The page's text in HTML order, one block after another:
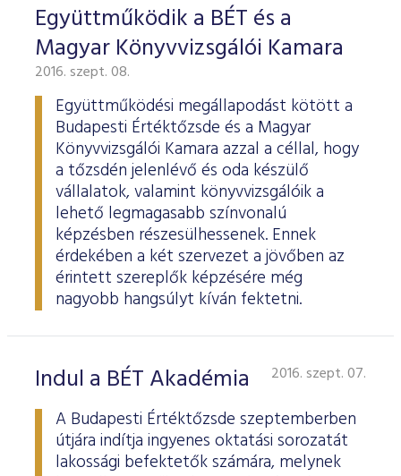
Együttműködik a BÉT és a
Magyar Könyvvizsgálói Kamara
2016. szept. 08.
Együttműködési megállapodást kötött a
Budapesti Értéktőzsde és a Magyar
Könyvvizsgálói Kamara azzal a céllal, hogy
a tőzsdén jelenlévő és oda készülő
vállalatok, valamint könyvvizsgálóik a
lehető legmagasabb színvonalú
képzésben részesülhessenek. Ennek
érdekében a két szervezet a jövőben az
érintett szereplők képzésére még
nagyobb hangsúlyt kíván fektetni.
Indul a BÉT Akadémia 2016. szept. 07.
A Budapesti Értéktőzsde szeptemberben
útjára indítja ingyenes oktatási sorozatát
lakossági befektetők számára, melynek